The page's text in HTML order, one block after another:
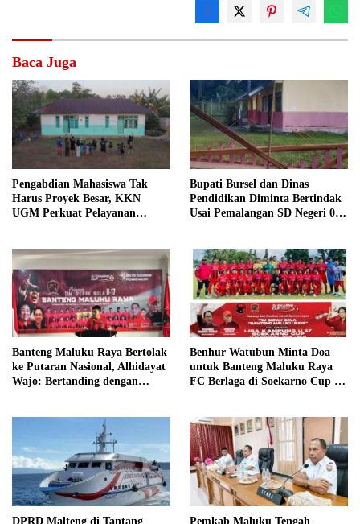
Baca Juga
Pengabdian Mahasiswa Tak
Harus Proyek Besar, KKN
UGM Perkuat Pelayanan
Bupati Bursel dan Dinas
Pendidikan Diminta Bertindak
Usai Pemalangan SD Negeri 09
Banteng Maluku Raya Bertolak
ke Putaran Nasional, Alhidayat
Wajo: Bertanding dengan
Benhur Watubun Minta Doa
untuk Banteng Maluku Raya
FC Berlaga di Soekarno Cup U-
DPRD Malteng di Tantang Pemkab Maluku Tengah